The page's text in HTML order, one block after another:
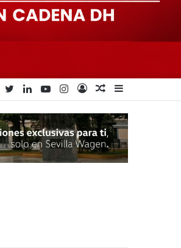
lateral
Publicación
al
azar
Acceso
Instagram
YouTube
LinkedIn
Twitter
Facebook